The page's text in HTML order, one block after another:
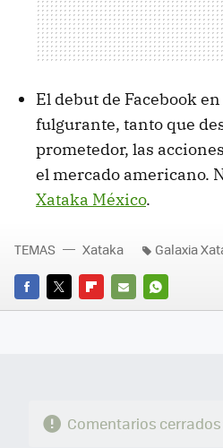
El debut de Facebook
fulgurante, tanto que
prometedor, las
el mercado americano.
Xataka México.
FACEBOOK
TWITTERFLIPBOARD
E-
WHATSAPP
TEMAS Xataka Galaxia
Comentarios cerrados